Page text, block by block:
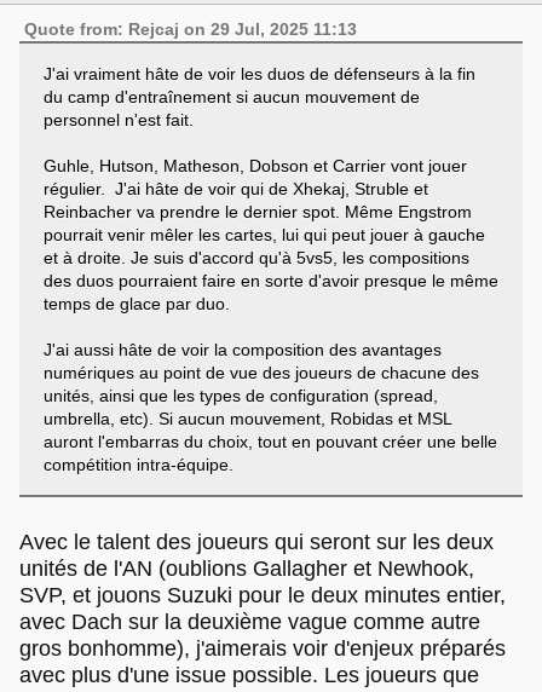
Quote from: Rejcaj on 29 Jul, 2025 11:13
J'ai vraiment hâte de voir les duos de défenseurs à la fin
du camp d'entraînement si aucun mouvement de
personnel n'est fait.
Guhle, Hutson, Matheson, Dobson et Carrier vont jouer
régulier. J'ai hâte de voir qui de Xhekaj, Struble et
Reinbacher va prendre le dernier spot. Même Engstrom
pourrait venir mêler les cartes, lui qui peut jouer à gauche
et à droite. Je suis d'accord qu'à 5vs5, les compositions
des duos pourraient faire en sorte d'avoir presque le même
temps de glace par duo.
J'ai aussi hâte de voir la composition des avantages
numériques au point de vue des joueurs de chacune des
unités, ainsi que les types de configuration (spread,
umbrella, etc). Si aucun mouvement, Robidas et MSL
auront l'embarras du choix, tout en pouvant créer une belle
compétition intra-équipe.
Avec le talent des joueurs qui seront sur les deux
unités de l'AN (oublions Gallagher et Newhook,
SVP, et jouons Suzuki pour le deux minutes entier,
avec Dach sur la deuxième vague comme autre
gros bonhomme), j'aimerais voir d'enjeux préparés
avec plus d'une issue possible. Les joueurs que